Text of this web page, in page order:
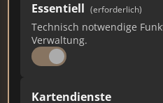
Essentiell (erforderlich)
Technisch notwendige
Verwaltung.
Kartendienste
79.602